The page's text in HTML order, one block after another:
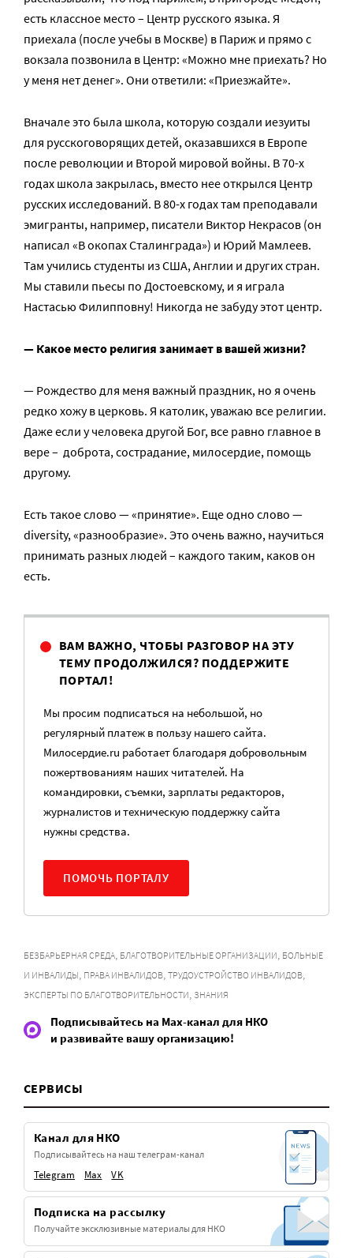
есть классное место – Центр русского языка. Я
приехала (после учебы в Москве) в Париж и прямо с
вокзала позвонила в Центр: «Можно мне приехать? Но
у меня нет денег». Они ответили: «Приезжайте».
Вначале это была школа, которую создали иезуиты
для русскоговорящих детей, оказавшихся в Европе
после революции и Второй мировой войны. В 70-х
годах школа закрылась, вместо нее открылся Центр
русских исследований. В 80-х годах там преподавали
эмигранты, например, писатели Виктор Некрасов (он
написал «В окопах Сталинграда») и Юрий Мамлеев.
Там учились студенты из США, Англии и других стран.
Мы ставили пьесы по Достоевскому, и я играла
Настасью Филипповну! Никогда не забуду этот центр.
— Какое место религия занимает в вашей жизни?
— Рождество для меня важный праздник, но я очень
редко хожу в церковь. Я католик, уважаю все религии.
Даже если у человека другой Бог, все равно главное в
вере – доброта, сострадание, милосердие, помощь
другому.
Есть такое слово — «принятие». Еще одно слово —
diversity, «разнообразие». Это очень важно, научиться
принимать разных людей – каждого таким, каков он
есть.
ВАМ ВАЖНО, ЧТОБЫ РАЗГОВОР НА ЭТУ
ТЕМУ ПРОДОЛЖИЛСЯ? ПОДДЕРЖИТЕ
ПОРТАЛ!
Мы просим подписаться на небольшой, но
регулярный платеж в пользу нашего сайта.
Милосердие.ru работает благодаря добровольным
пожертвованиям наших читателей. На
командировки, съемки, зарплаты редакторов,
журналистов и техническую поддержку сайта
нужны средства.
ПОМОЧЬ ПОРТАЛУ
БЕЗБАРЬЕРНАЯ СРЕДА, БЛАГОТВОРИТЕЛЬНЫЕ ОРГАНИЗАЦИИ, БОЛЬНЫЕ
И ИНВАЛИДЫ, ПРАВА ИНВАЛИДОВ, ТРУДОУСТРОЙСТВО ИНВАЛИДОВ,
ЭКСПЕРТЫ ПО БЛАГОТВОРИТЕЛЬНОСТИ, ЗНАНИЯ
Подписывайтесь на Max-канал для НКО
и развивайте вашу организацию!
СЕРВИСЫ
Канал для НКО
Подписывайтесь на наш телеграм-канал
Telegram Max VK
Подписка на рассылку
Получайте эксклюзивные материалы для НКО